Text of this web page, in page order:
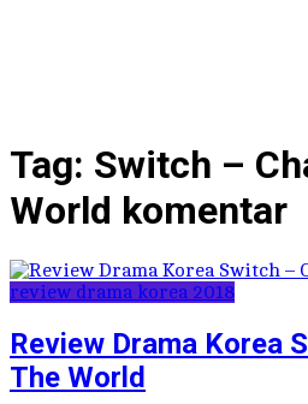
Tag: Switch –
World komentar
review drama korea 2018
Review Drama Korea
The World